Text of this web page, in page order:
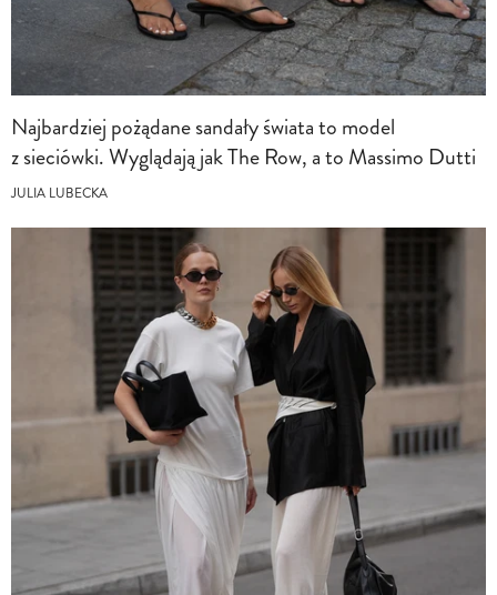
Najbardziej pożądane sandały świata to model
z sieciówki. Wyglądają jak The Row, a to Massimo Dutti
JULIA LUBECKA